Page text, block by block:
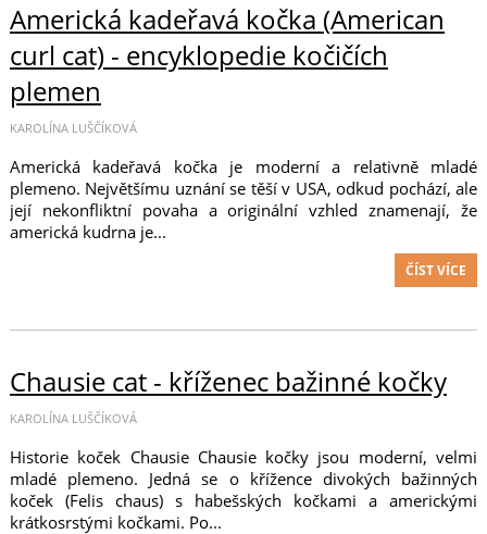
Americká kadeřavá kočka (American
curl cat) - encyklopedie kočičích
plemen
KAROLÍNA LUŠČÍKOVÁ
Americká kadeřavá kočka je moderní a relativně mladé
plemeno. Největšímu uznání se těší v USA, odkud pochází, ale
její nekonfliktní povaha a originální vzhled znamenají, že
americká kudrna je...
ČÍST VÍCE
Chausie cat - kříženec bažinné kočky
KAROLÍNA LUŠČÍKOVÁ
Historie koček Chausie Chausie kočky jsou moderní, velmi
mladé plemeno. Jedná se o křížence divokých bažinných
koček (Felis chaus) s habešských kočkami a americkými
krátkosrstými kočkami. Po...